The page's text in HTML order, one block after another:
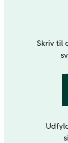
Skriv til